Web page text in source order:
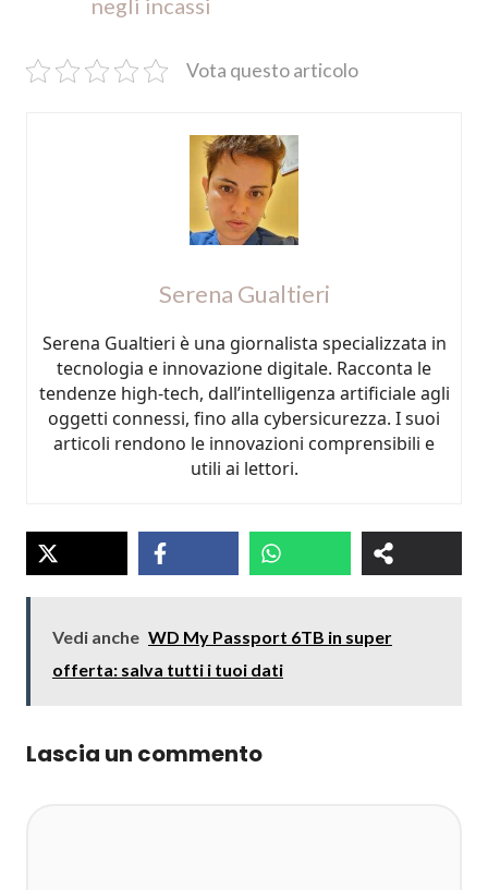
negli incassi
Vota questo articolo
Serena Gualtieri
Serena Gualtieri è una giornalista specializzata in
tecnologia e innovazione digitale. Racconta le
tendenze high-tech, dall’intelligenza artificiale agli
oggetti connessi, fino alla cybersicurezza. I suoi
articoli rendono le innovazioni comprensibili e
utili ai lettori.
Vedi anche WD My Passport 6TB in super
offerta: salva tutti i tuoi dati
Lascia un commento